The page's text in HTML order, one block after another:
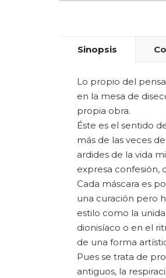
Sinopsis
Lo propio del
en la mesa de
propia obra.
Éste es el sentido
más de las veces
ardides de la vida
expresa confesión,
Cada máscara es
una curación pero
estilo como la
dionisíaco o en el
de una forma
Pues se trata de
antiguos, la